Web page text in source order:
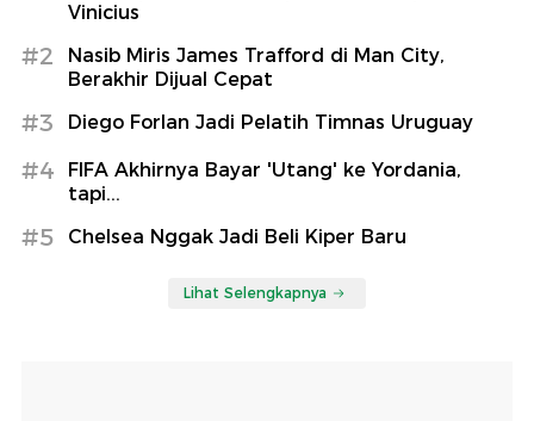
Vinicius
#2
Nasib Miris James Trafford di Man City,
Berakhir Dijual Cepat
#3 Diego Forlan Jadi Pelatih Timnas Uruguay
#4
FIFA Akhirnya Bayar 'Utang' ke Yordania,
tapi...
#5 Chelsea Nggak Jadi Beli Kiper Baru
Lihat Selengkapnya